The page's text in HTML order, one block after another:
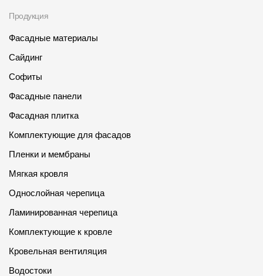
Продукция
Фасадные материалы
Сайдинг
Софиты
Фасадные панели
Фасадная плитка
Комплектующие для фасадов
Пленки и мембраны
Мягкая кровля
Однослойная черепица
Ламинированная черепица
Комплектующие к кровле
Кровельная вентиляция
Водостоки